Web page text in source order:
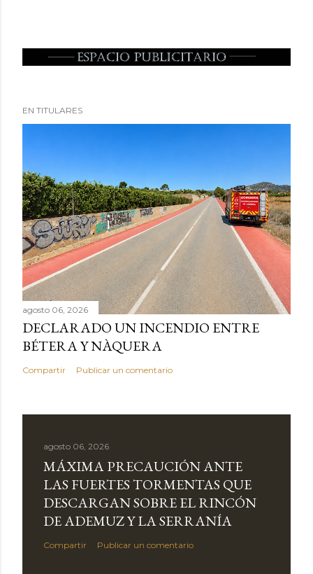
EN TITULARES
agosto 06, 2026
DECLARADO UN INCENDIO ENTRE
BÉTERA Y NÀQUERA
Compartir Publicar un comentario
agosto 06, 2026
MÁXIMA PRECAUCIÓN ANTE
LAS FUERTES TORMENTAS QUE
DESCARGAN SOBRE EL RINCÓN
DE ADEMUZ Y LA SERRANÍA
Compartir Publicar un comentario